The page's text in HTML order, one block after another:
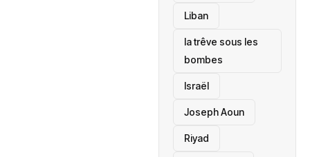
‎Liban
la trêve sous les
bombes
Israël
Joseph Aoun
Riyad